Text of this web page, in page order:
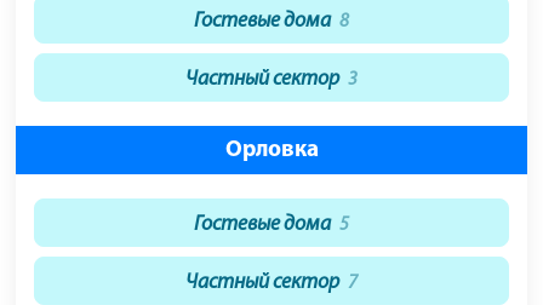
Гостевые дома 8
Частный сектор 3
Орловка
Гостевые дома 5
Частный сектор 7